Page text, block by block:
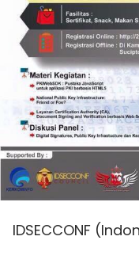
IDSECCONF